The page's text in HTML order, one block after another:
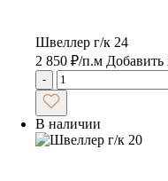
Швеллер г/к 24
2 850 ₽/п.м Добавить
-
В наличии